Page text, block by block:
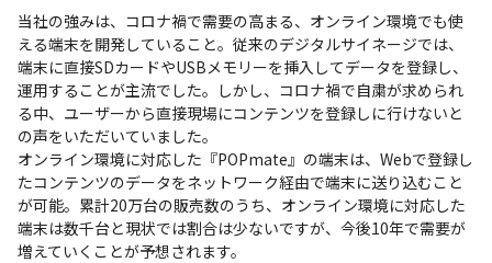
当社の強みは、コロナ禍で需要の高まる、オンライン環境でも使
える端末を開発していること。従来のデジタルサイネージでは、
端末に直接SDカードやUSBメモリーを挿入してデータを登録し、
運用することが主流でした。しかし、コロナ禍で自粛が求められ
る中、ユーザーから直接現場にコンテンツを登録しに行けないと
の声をいただいていました。
オンライン環境に対応した『POPmate』の端末は、Webで登録し
たコンテンツのデータをネットワーク経由で端末に送り込むこと
が可能。累計20万台の販売数のうち、オンライン環境に対応した
端末は数千台と現状では割合は少ないですが、今後10年で需要が
増えていくことが予想されます。